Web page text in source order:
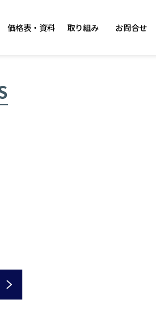
価格表・資料 取り組み お問合せ